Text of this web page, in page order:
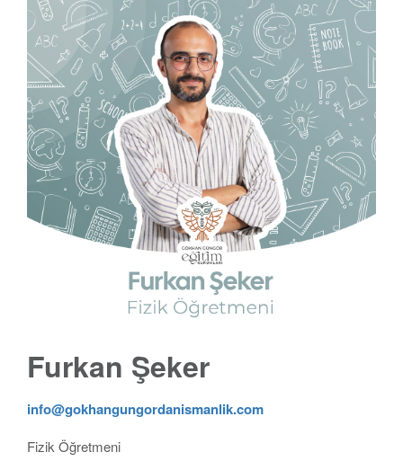
Furkan Şeker
info@gokhangungordanismanlik.com
Fizik Öğretmeni